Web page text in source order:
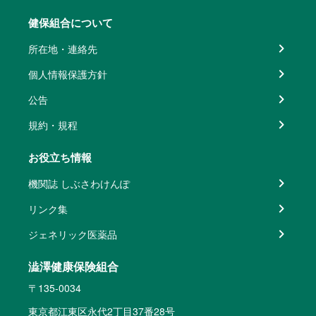
健保組合について
所在地・連絡先
個人情報保護方針
公告
規約・規程
お役立ち情報
機関誌 しぶさわけんぽ
リンク集
ジェネリック医薬品
澁澤健康保険組合
〒135-0034
東京都江東区永代2丁目37番28号